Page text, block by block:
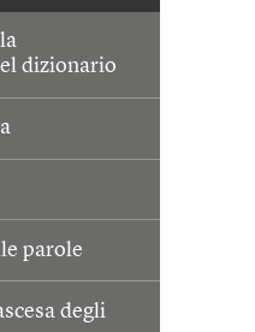
dizionario
parole
degli